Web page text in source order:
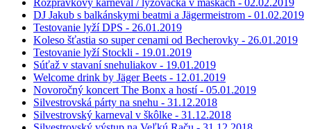
DJ Jakub s balkánskymi beatmi a Jägermeistrom - 01.02.2019
Testovanie lyží DPS - 26.01.2019
Koleso šťastia so super cenami od Becherovky - 26.01.2019
Testovanie lyží Stockli - 19.01.2019
Súťaž v stavaní snehuliakov - 19.01.2019
Welcome drink by Jäger Beets - 12.01.2019
Novoročný koncert The Bonx a hostí - 05.01.2019
Silvestrovská párty na snehu - 31.12.2018
Silvestrovský karneval v škôlke - 31.12.2018